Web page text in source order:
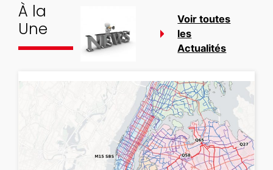
À la
Une
Voir toutes
les
Actualités